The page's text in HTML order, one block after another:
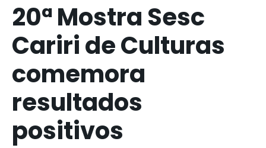
20ª Mostra Sesc
Cariri de Culturas
comemora
resultados
positivos